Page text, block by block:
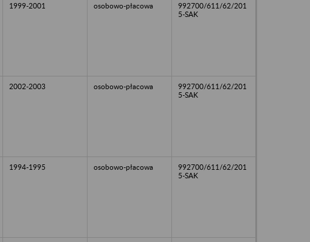
1999-2001 osobowo-płacowa
992700/611/62/201
5-SAK
2002-2003 osobowo-płacowa
992700/611/62/201
5-SAK
1994-1995 osobowo-płacowa
992700/611/62/201
5-SAK